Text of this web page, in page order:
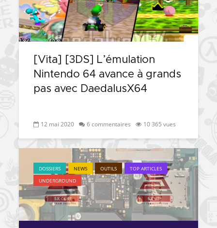
[Vita] [3DS] L’émulation
Nintendo 64 avance à grands
pas avec DaedalusX64
12 mai 2020 6 commentaires 10 365 vues
DOSSIERS NEWS OUTILS
TOP ARTICLES
UNDERGROUND